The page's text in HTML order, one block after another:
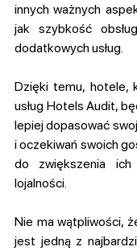
innych ważnych
jak szybkość
dodatkowych usług.
Dzięki temu, hotele,
usług Hotels Audit,
lepiej dopasować
i oczekiwań swoich
do zwiększenia ich
lojalności.
Nie ma wątpliwości,
jest jedną z